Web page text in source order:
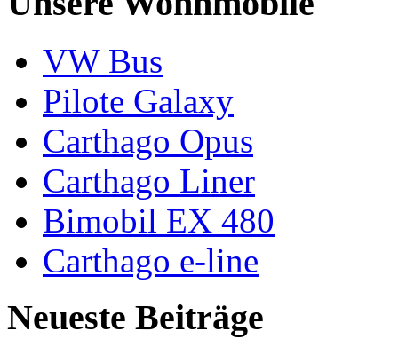
VW Bus
Pilote Galaxy
Carthago Opus
Carthago Liner
Bimobil EX 480
Carthago e-line
Neueste Beiträge